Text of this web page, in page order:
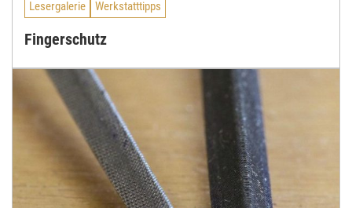
Lesergalerie Werkstatttipps
Fingerschutz